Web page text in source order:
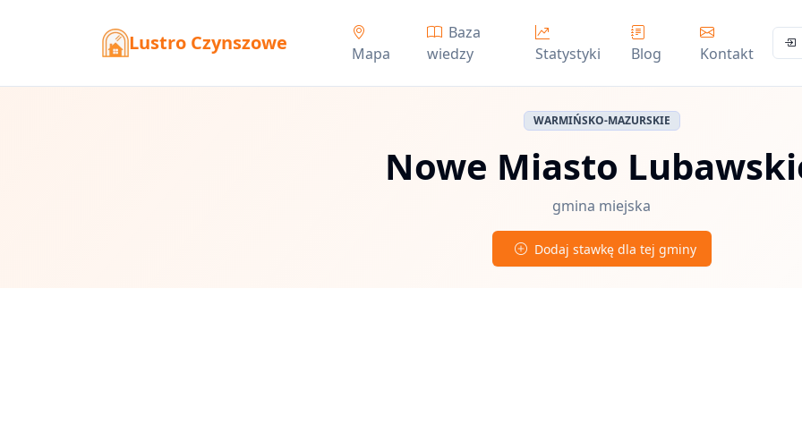
Lustro Czynszowe Mapa
Baza
wiedzy
Statystyki Blog Kontakt
WARMIŃSKO-MAZURSKIE
Nowe Miasto
gmina miejska
Dodaj stawkę dla tej gminy